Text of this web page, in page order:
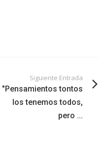
Siguiente Entrada
"Pensamientos tontos
los tenemos todos,
pero ...